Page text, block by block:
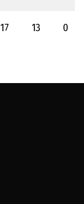
17 13 0